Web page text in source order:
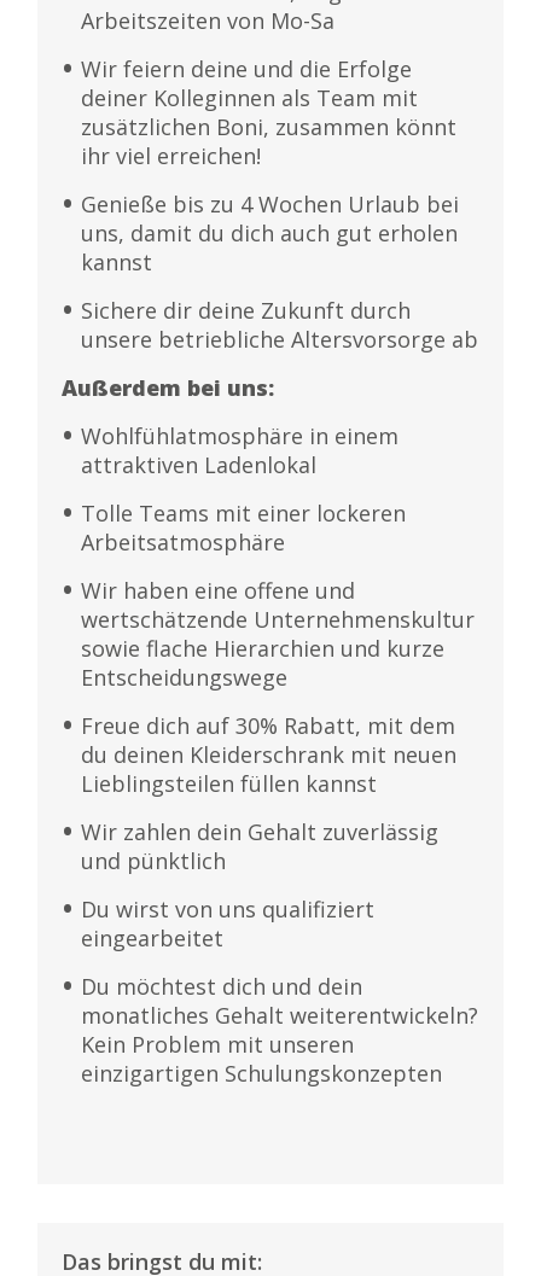
Arbeitszeiten von Mo-Sa
Wir feiern deine und die Erfolge
deiner Kolleginnen als Team mit
zusätzlichen Boni, zusammen könnt
ihr viel erreichen!
Genieße bis zu 4 Wochen Urlaub bei
uns, damit du dich auch gut erholen
kannst
Sichere dir deine Zukunft durch
unsere betriebliche Altersvorsorge ab
Außerdem bei uns:
Wohlfühlatmosphäre in einem
attraktiven Ladenlokal
Tolle Teams mit einer lockeren
Arbeitsatmosphäre
Wir haben eine offene und
wertschätzende Unternehmenskultur
sowie flache Hierarchien und kurze
Entscheidungswege
Freue dich auf 30% Rabatt, mit dem
du deinen Kleiderschrank mit neuen
Lieblingsteilen füllen kannst
Wir zahlen dein Gehalt zuverlässig
und pünktlich
Du wirst von uns qualifiziert
eingearbeitet
Du möchtest dich und dein
monatliches Gehalt weiterentwickeln?
Kein Problem mit unseren
einzigartigen Schulungskonzepten
Das bringst du mit: